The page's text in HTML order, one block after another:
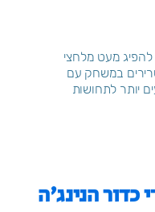
להפיג מעט מלחצי
במשחק עם
יותר לתחושות
הנינג'ה